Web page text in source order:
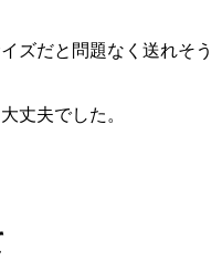
ズだと問題なく送れそう
丈夫でした。